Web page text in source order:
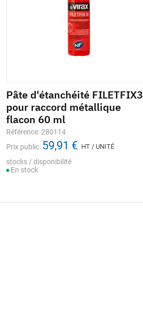
Pâte d'étanchéité FILETFIX3
pour raccord métallique
flacon 60 ml
Référence: 280114
Prix public: 59,91 € HT / UNITÉ
stocks / disponibilité
En stock